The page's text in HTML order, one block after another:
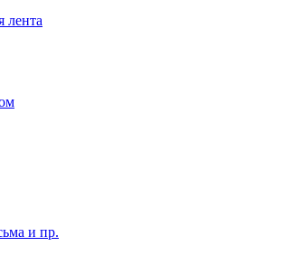
лента
и пр.